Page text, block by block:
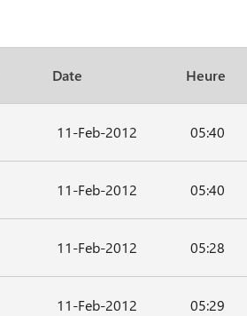
Date Heure
11-Feb-2012 05:40
11-Feb-2012 05:40
11-Feb-2012 05:28
11-Feb-2012 05:29